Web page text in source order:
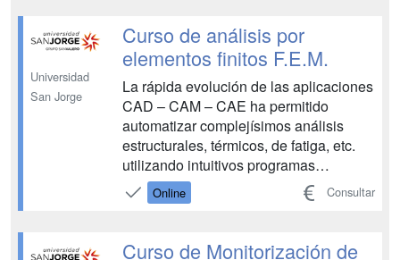
autómatas programables, etc.). Las
aplicaciones que trabajan con aire c...
Universidad
San Jorge
Curso de análisis por
elementos finitos F.E.M.
La rápida evolución de las aplicaciones
CAD – CAM – CAE ha permitido
automatizar complejísimos análisis
estructurales, térmicos, de fatiga, etc.
utilizando intuitivos programas
informáticos. Sin construir una pieza
podemos conocer cómo se va a
disminuyendo e incluso eliminando la
Online Consultar
Curso de Monitorización de